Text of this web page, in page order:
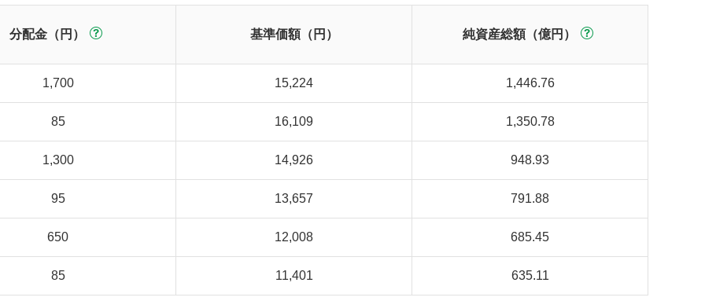
分配金（円） 基準価額（円） 純資産総額（億円）
1,700 15,224 1,446.76
85 16,109 1,350.78
1,300 14,926 948.93
95 13,657 791.88
650 12,008 685.45
85 11,401 635.11